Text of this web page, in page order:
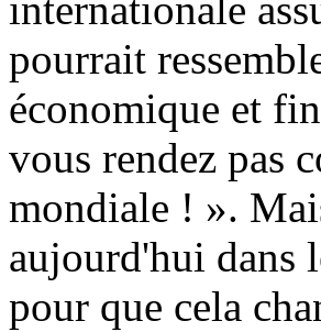
internationale
pourrait
économique et
vous rendez pas
mondiale ! ».
aujourd'hui dans
pour que cela